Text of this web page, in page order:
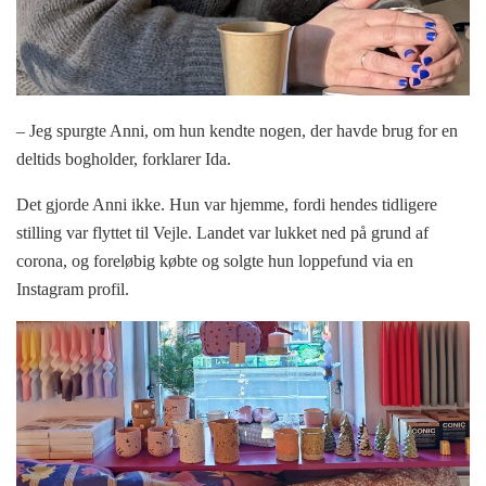
– Jeg spurgte Anni, om hun kendte nogen, der havde brug for en
deltids bogholder, forklarer Ida.
Det gjorde Anni ikke. Hun var hjemme, fordi hendes tidligere
stilling var flyttet til Vejle. Landet var lukket ned på grund af
corona, og foreløbig købte og solgte hun loppefund via en
Instagram profil.